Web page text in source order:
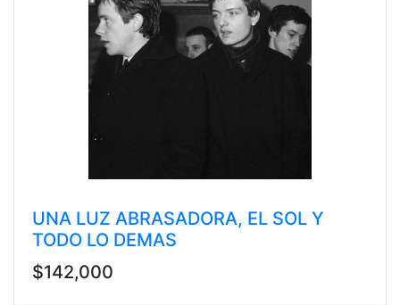
UNA LUZ ABRASADORA, EL SOL Y
TODO LO DEMAS
$142,000